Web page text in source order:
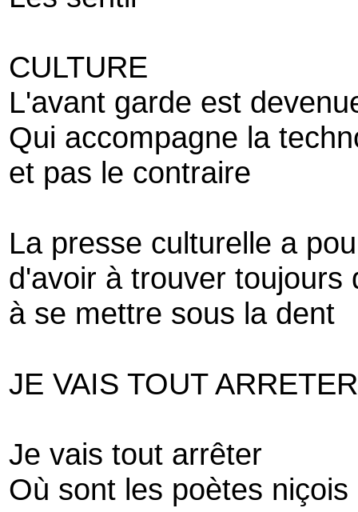
CULTURE
L'avant garde est
Qui accompagne la
et pas le contraire
La presse culturelle a
d'avoir à trouver toujours
à se mettre sous la dent
JE VAIS TOUT
Je vais tout arrêter
Où sont les poètes niçois